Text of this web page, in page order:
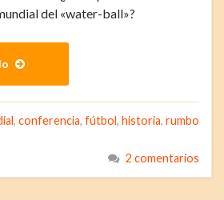
del «water-ball»?
, conferencia, fútbol, historia, rumbo
2 comentarios